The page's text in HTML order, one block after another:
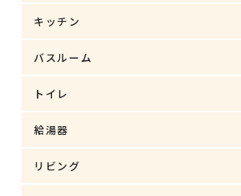
キッチン
バスルーム
トイレ
給湯器
リビング